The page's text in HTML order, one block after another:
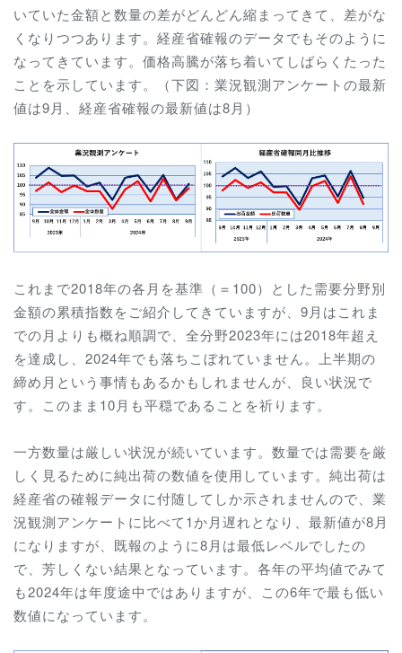
いていた金額と数量の差がどんどん縮まってきて、差がな
くなりつつあります。経産省確報のデータでもそのように
なってきています。価格高騰が落ち着いてしばらくたった
ことを示しています。（下図：業況観測アンケートの最新
値は9月、経産省確報の最新値は8月）
これまで2018年の各月を基準（＝100）とした需要分野別
金額の累積指数をご紹介してきていますが、9月はこれま
での月よりも概ね順調で、全分野2023年には2018年超え
を達成し、2024年でも落ちこぼれていません。上半期の
締め月という事情もあるかもしれませんが、良い状況で
す。このまま10月も平穏であることを祈ります。
一方数量は厳しい状況が続いています。数量では需要を厳
しく見るために純出荷の数値を使用しています。純出荷は
経産省の確報データに付随してしか示されませんので、業
況観測アンケートに比べて1か月遅れとなり、最新値が8月
になりますが、既報のように8月は最低レベルでしたの
で、芳しくない結果となっています。各年の平均値でみて
も2024年は年度途中ではありますが、この6年で最も低い
数値になっています。